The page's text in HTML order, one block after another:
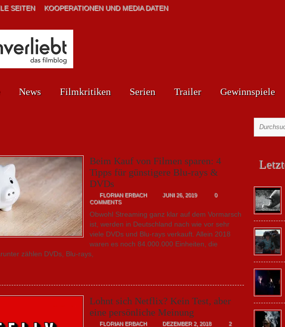
SEITEN KOOPERATIONEN UND MEDIA DATEN
News Filmkritiken Serien Trailer Gewinnspiele
Beim Kauf von Filmen sparen: 4
Tipps für günstigere Blu-rays &
DVDs
FLORIAN ERBACH JUNI 26, 2019
0
COMMENTS
Obwohl Streaming ganz klar auf dem Vormarsch
ist, werden in Deutschland nach wie vor sehr
viele DVDs und Blu-rays verkauft. Allein 2018
waren es noch 84.000.000 Einheiten, die
zählen DVDs, Blu-rays,
Lohnt sich Netflix? Kein Test, aber
eine persönliche Meinung
FLORIAN ERBACH DEZEMBER 2, 2018
2